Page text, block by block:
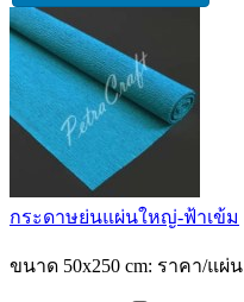
กระดาษย่นแผ่นใหญ่-ฟ้าเข้ม
ขนาด 50x250 cm: ราคา/แผ่น